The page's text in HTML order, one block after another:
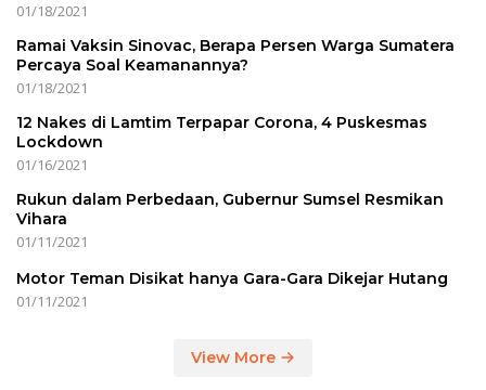
01/18/2021
Ramai Vaksin Sinovac, Berapa Persen Warga Sumatera
Percaya Soal Keamanannya?
01/18/2021
12 Nakes di Lamtim Terpapar Corona, 4 Puskesmas
Lockdown
01/16/2021
Rukun dalam Perbedaan, Gubernur Sumsel Resmikan
Vihara
01/11/2021
Motor Teman Disikat hanya Gara-Gara Dikejar Hutang
01/11/2021
View More